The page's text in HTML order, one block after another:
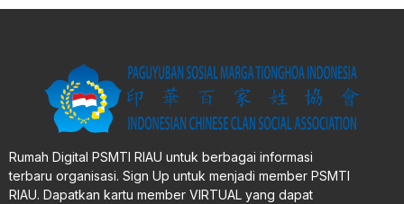
Rumah Digital PSMTI RIAU untuk berbagai informasi
terbaru organisasi. Sign Up untuk menjadi member PSMTI
RIAU. Dapatkan kartu member VIRTUAL yang dapat